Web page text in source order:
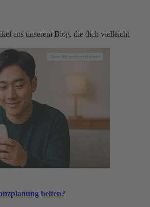
aus unserem Blog, die dich vielleicht
helfen?